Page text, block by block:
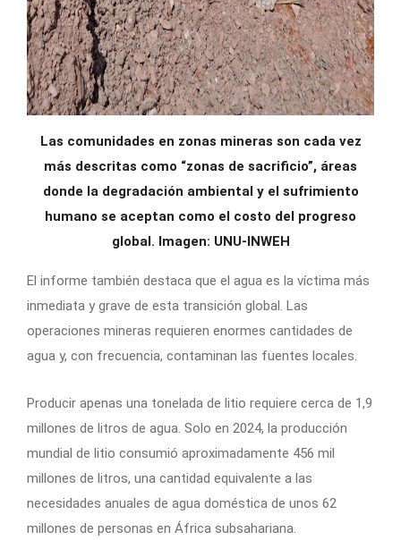
Las comunidades en zonas mineras son cada vez
más descritas como “zonas de sacrificio”, áreas
donde la degradación ambiental y el sufrimiento
humano se aceptan como el costo del progreso
global. Imagen: UNU-INWEH
El informe también destaca que el agua es la víctima más
inmediata y grave de esta transición global. Las
operaciones mineras requieren enormes cantidades de
agua y, con frecuencia, contaminan las fuentes locales.
Producir apenas una tonelada de litio requiere cerca de 1,9
millones de litros de agua. Solo en 2024, la producción
mundial de litio consumió aproximadamente 456 mil
millones de litros, una cantidad equivalente a las
necesidades anuales de agua doméstica de unos 62
millones de personas en África subsahariana.